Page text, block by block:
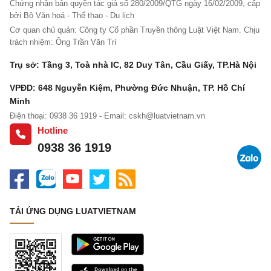
25. Năm 2018: Tiền thưởng có được tính đóng BHXH hay không?
26. Năm 2018: Doanh nghiệp không phải đóng BHXH bắt buộc
cho ai?
27. Đổi thẻ căn cước công dân có phải đổi sổ BHXH?
quận/tỉnh khác?
29. Làm gì khi bị mất hóa đơn giá trị gia tăng?
30. Sử dụng lao động đang hưởng lương hưu, có phải đóng
BHXH?
31. Trách nhiệm của doanh nghiệp với người bị tai nạn lao động
lương không?
33. Trả lương theo sản phẩm, đóng BHXH mức nào?
Chứng nhận bản quyền tác giả số 280/2009/QTG ngày 16/02/2009, cấp
bởi Bộ Văn hoá - Thể thao - Du lịch
Cơ quan chủ quản: Công ty Cổ phần Truyền thông Luật Việt Nam. Chịu
trách nhiệm: Ông Trần Văn Trí
Trụ sở: Tầng 3, Toà nhà IC, 82 Duy Tân, Cầu Giấy, TP.Hà Nội
VPĐD: 648 Nguyễn Kiệm, Phường Đức Nhuận, TP. Hồ Chí
Minh
Điện thoại: 0938 36 1919 - Email: cskh@luatvietnam.vn
Hotline
0938 36 1919
TẢI ỨNG DỤNG LUATVIETNAM